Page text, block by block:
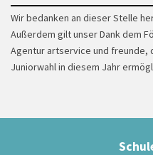
Just dance
Wir bedanken an dieser Stelle
Außerdem gilt unser Dank dem
Agentur artservice und freunde,
Juniorwahl in diesem Jahr